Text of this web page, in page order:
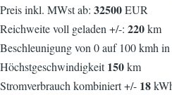
Preis inkl. MWst ab: 32500EUR
Reichweite voll geladen +/-: 220km
Beschleunigung von 0 auf 100 kmh in
Höchstgeschwindigkeit150km
Stromverbrauch kombiniert +/- 18